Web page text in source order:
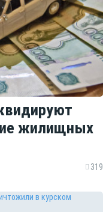
жилищных
319